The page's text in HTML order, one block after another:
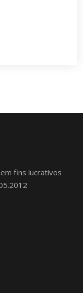
fins lucrativos